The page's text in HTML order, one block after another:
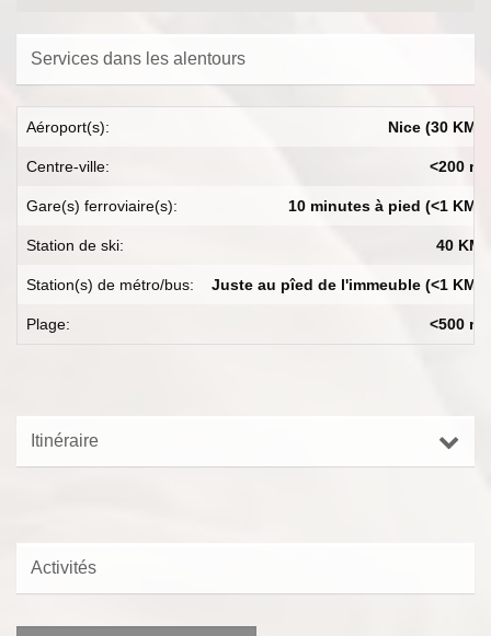
Services dans les alentours
Aéroport(s): Nice (30 KM)
Centre-ville: <200 m
Gare(s) ferroviaire(s): 10 minutes à pied (<1 KM)
Station de ski: 40 KM
Station(s) de métro/bus: Juste au pîed de l'immeuble (<1 KM)
Plage: <500 m
Itinéraire
Activités